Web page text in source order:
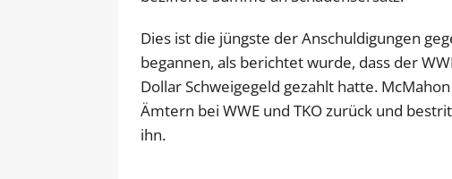
Dies ist die jüngste der Anschuldigungen
begannen, als berichtet wurde, dass der
Dollar Schweigegeld gezahlt hatte.
Ämtern bei WWE und TKO zurück und
ihn.